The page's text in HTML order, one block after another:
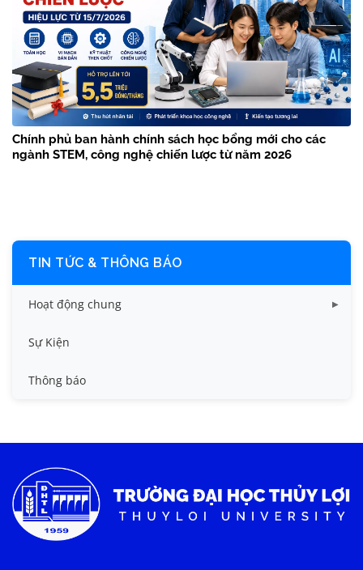
Chính phủ ban hành chính sách học bổng mới cho các
ngành STEM, công nghệ chiến lược từ năm 2026
TIN TỨC & THÔNG BÁO
Hoạt động chung
Tin công tác sinh viên
Tin đào tạo
Tin tức chung
Sự Kiện
Thông báo